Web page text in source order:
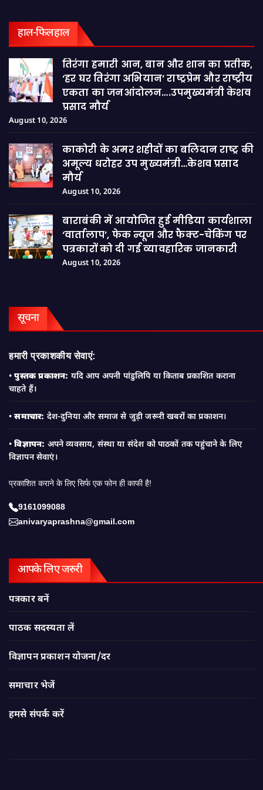
हाल-फिलहाल
तिरंगा हमारी आन, बान और शान का प्रतीक,
‘हर घर तिरंगा अभियान’ राष्ट्रप्रेम और राष्ट्रीय
एकता का जनआंदोलन….उपमुख्यमंत्री केशव
प्रसाद मौर्य
August 10, 2026
काकोरी के अमर शहीदों का बलिदान राष्ट्र की
अमूल्य धरोहर उप मुख्यमंत्री…केशव प्रसाद
मौर्य
August 10, 2026
बाराबंकी में आयोजित हुई मीडिया कार्यशाला
‘वार्तालाप’, फेक न्यूज और फैक्ट-चेकिंग पर
पत्रकारों को दी गई व्यावहारिक जानकारी
August 10, 2026
सूचना
हमारी प्रकाशकीय सेवाएं:
•पुस्तक प्रकाशन: यदि आप अपनी पांडुलिपि या किताब प्रकाशित कराना
चाहते हैं।
•समाचार: देश-दुनिया और समाज से जुड़ी जरूरी खबरों का प्रकाशन।
•विज्ञापन: अपने व्यवसाय, संस्था या संदेश को पाठकों तक पहुंचाने के लिए
विज्ञापन सेवाएं।
प्रकाशित कराने के लिए सिर्फ एक फोन ही काफी है!
9161099088
anivaryaprashna@gmail.com
आपके लिए जरुरी
पत्रकार बनें
पाठक सदस्यता लें
विज्ञापन प्रकाशन योजना/दर
समाचार भेजें
हमसे संपर्क करें